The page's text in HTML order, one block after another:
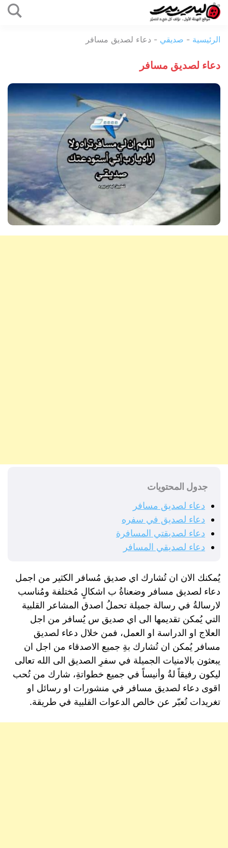
المحتوى
بيرد
الرئيسية - صديقي - دعاء لصديق مسافر
دعاء لصديق مسافر
جدول المحتويات
دعاء لصديق مسافر
دعاء لصديق في سفره
دعاء لصديقتي المسافرة
دعاء لصديقي المسافر
يُمكنك الان ان تُشارك اي صديق مُسافر الكثير من اجمل
دعاء لصديق مسافر وضعناةُ ب اشكالٍ مُختلفة ومُناسب
لارسالةُ في رسالة جميلة تحملُ اصدق المشاعر القلبية
التي يُمكن تقديمها الى اي صديق س يُسافر من اجل
العلاج او الدراسة او العمل، فمن خلال دعاء لصديق
مسافر يُمكن ان تُشارك بةِ جميع الاصدقاء من اجل ان
يبعثون بالامنيات الجميلة في سفرِ الصديق الى الله تعالى
ليكون رفيقاً لةُ وأنيساً في جميع خطواتةِ، شارك من تُحب
اقوى دعاء لصديق مسافر في منشورات او رسائل او
تغريدات تُعبّر عن خالص الدعوات القلبية في طريقة.